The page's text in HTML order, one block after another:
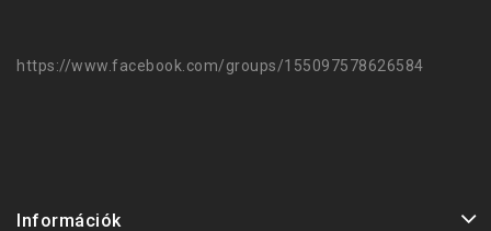
https://www.facebook.com/groups/155097578626584
Információk